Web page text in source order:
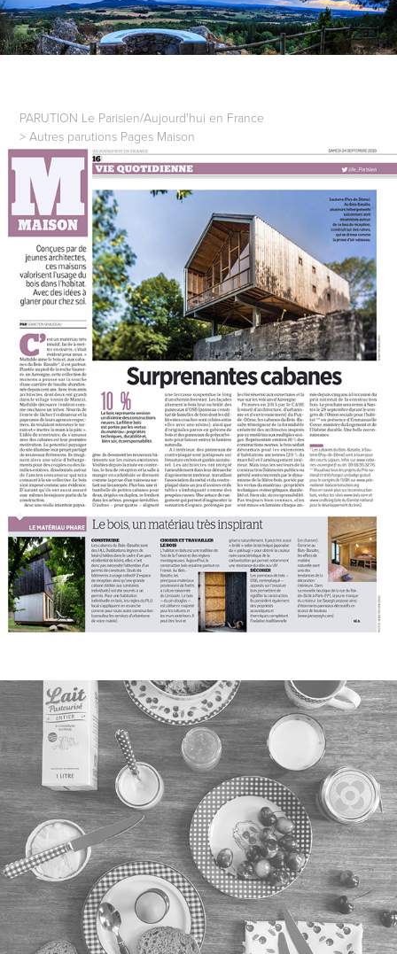
PARUTION Le Parisien/Aujourd'hui en France
>Autres parutions Pages Maison
Eurodif Bouchara